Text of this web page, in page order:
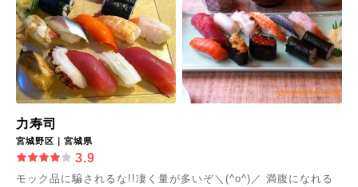
力寿司
宮城野区｜宮城県
3.9
モック品に騙されるな!!凄く量が多いぞ＼(^o^)／ 満腹になれる